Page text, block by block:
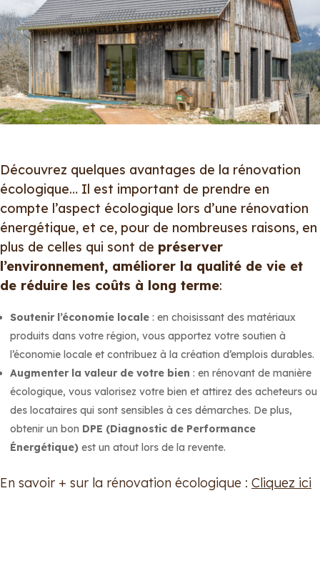
Découvrez quelques avantages de la rénovation
écologique… Il est important de prendre en
compte l’aspect écologique lors d’une rénovation
énergétique, et ce, pour de nombreuses raisons, en
plus de celles qui sont de préserver
l’environnement, améliorer la qualité de vie et
de réduire les coûts à long terme:
Soutenir l’économie locale : en choisissant des matériaux
produits dans votre région, vous apportez votre soutien à
l’économie locale et contribuez à la création d’emplois durables.
Augmenter la valeur de votre bien : en rénovant de manière
écologique, vous valorisez votre bien et attirez des acheteurs ou
des locataires qui sont sensibles à ces démarches. De plus,
obtenir un bon DPE (Diagnostic de Performance
Énergétique) est un atout lors de la revente.
En savoir + sur la rénovation écologique : Cliquez ici